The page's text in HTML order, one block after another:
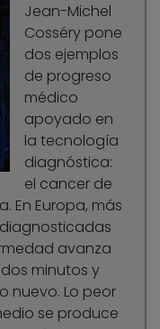
Jean-Michel
Cosséry pone
dos ejemplos
de progreso
médico
apoyado en
la tecnología
diagnóstica:
el cancer de
En Europa, más
avanza
minutos y
nuevo. Lo peor
se produce